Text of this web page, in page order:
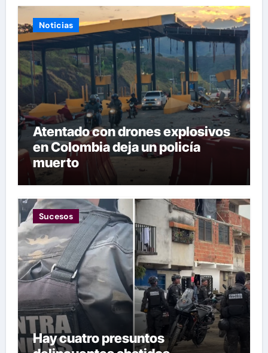
Noticias
Atentado con drones explosivos
en Colombia deja un policía
muerto
Sucesos
Hay cuatro presuntos